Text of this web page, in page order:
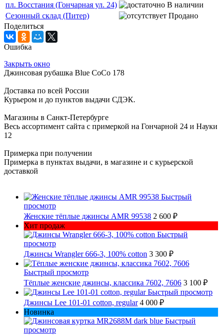
пл. Восстания (Гончарная ул. 24)
В наличии
Сезонный склад (Питер)
Продано
Поделиться
Ошибка
Закрыть окно
Джинсовая рубашка Blue CoCo 178
Доставка по всей России
Курьером и до пунктов выдачи СДЭК.
Магазины в Санкт-Петербурге
Весь ассортимент сайта с примеркой на Гончарной 24 и Науки
12
Примерка при получении
Примерка в пунктах выдачи, в магазине и с курьерской
доставкой
Быстрый
просмотр
Женские тёплые джинсы AMR 99538 2 600 ₽
Хит продаж
Быстрый
просмотр
Джинсы Wrangler 666-3, 100% cotton 3 300 ₽
Быстрый просмотр
Тёплые женские джинсы, классика 7602, 7606 3 100 ₽
Быстрый просмотр
Джинсы Lee 101-01 cotton, regular 4 000 ₽
Новинка
Быстрый
просмотр